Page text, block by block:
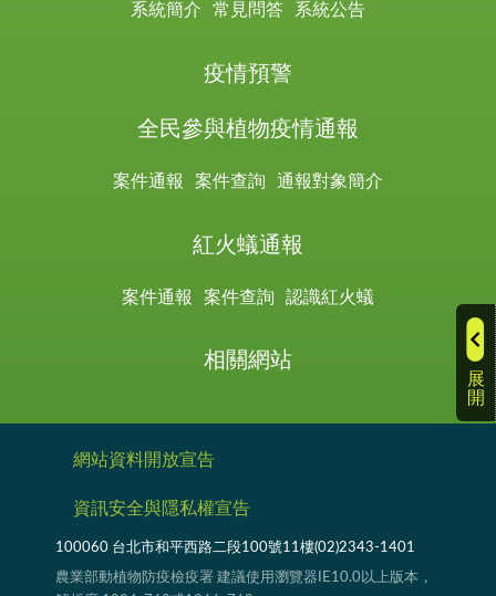
展
開
系統簡介 常見問答 系統公告
疫情預警
全民參與植物疫情通報
案件通報 案件查詢 通報對象簡介
紅火蟻通報
案件通報 案件查詢 認識紅火蟻
相關網站
網站資料開放宣告
資訊安全與隱私權宣告
100060 台北市和平西路二段100號11樓(02)2343-1401
農業部動植物防疫檢疫署 建議使用瀏覽器IE10.0以上版本，